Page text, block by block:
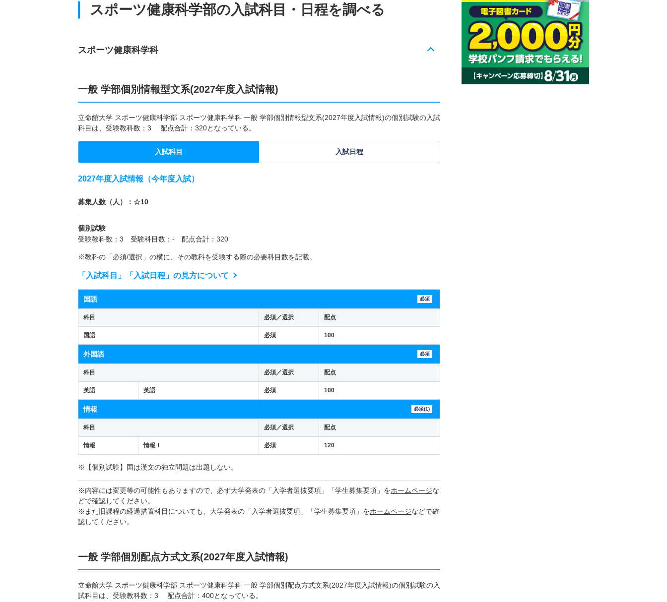
スポーツ健康科学部の入試科目・日程を調べる
スポーツ健康科学科
一般 学部個別情報型文系(2027年度入試情報)
立命館大学 スポーツ健康科学部 スポーツ健康科学科 一般 学部個別情報型文系(2027年度入試情報)の個別試験の入試
科目は、受験教科数：3 配点合計：320となっている。
入試科目 入試日程
2027年度入試情報（今年度入試）
募集人数（人）：☆10
個別試験
受験教科数：3 受験科目数：- 配点合計：320
※教科の「必須/選択」の横に、その教科を受験する際の必要科目数を記載。
「入試科目」「入試日程」の見方について
国語 必須
科目 必須／選択 配点
国語 必須 100
外国語 必須
科目 必須／選択 配点
英語 英語 必須 100
情報 必須(1)
科目 必須／選択 配点
情報 情報Ⅰ 必須 120
※【個別試験】国は漢文の独立問題は出題しない。
※内容には変更等の可能性もありますので、必ず大学発表の「入学者選抜要項」「学生募集要項」をホームページな
どで確認してください。
※また旧課程の経過措置科目についても、大学発表の「入学者選抜要項」「学生募集要項」をホームページなどで確
認してください。
一般 学部個別配点方式文系(2027年度入試情報)
立命館大学 スポーツ健康科学部 スポーツ健康科学科 一般 学部個別配点方式文系(2027年度入試情報)の個別試験の入
試科目は、受験教科数：3 配点合計：400となっている。